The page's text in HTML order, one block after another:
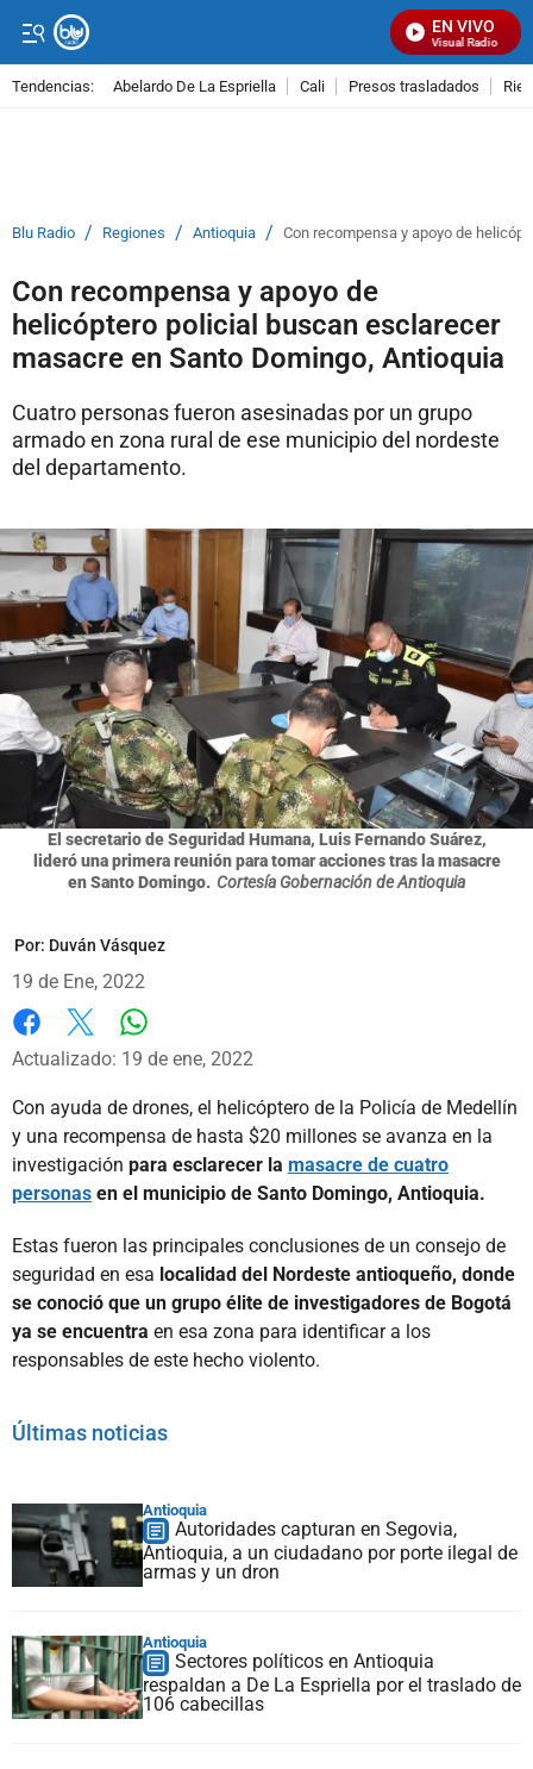
EN VIVO
Señal Visual Radio
Tendencias: Abelardo De La Espriella Cali Presos trasladados
Blu Radio / Regiones / Antioquia / Con recompensa y apoyo de
Con recompensa y apoyo de
helicóptero policial buscan esclarecer
masacre en Santo Domingo, Antioquia
Cuatro personas fueron asesinadas por un grupo
armado en zona rural de ese municipio del nordeste
del departamento.
El secretario de Seguridad Humana, Luis Fernando Suárez,
lideró una primera reunión para tomar acciones tras la masacre
en Santo Domingo. Cortesía Gobernación de Antioquia
Por: Duván Vásquez
19 de Ene, 2022
Facebook
X
Actualizado: 19 de ene, 2022
Con ayuda de drones, el helicóptero de la Policía de Medellín
y una recompensa de hasta $20 millones se avanza en la
investigación para esclarecer la masacre de cuatro
personas en el municipio de Santo Domingo, Antioquia.
Estas fueron las principales conclusiones de un consejo de
seguridad en esa localidad del Nordeste antioqueño, donde
se conoció que un grupo élite de investigadores de Bogotá
ya se encuentra en esa zona para identificar a los
responsables de este hecho violento.
Últimas noticias
Antioquia
Autoridades capturan en Segovia,
Antioquia, a un ciudadano por porte ilegal de
armas y un dron
Antioquia
Sectores políticos en Antioquia
respaldan a De La Espriella por el traslado de
106 cabecillas